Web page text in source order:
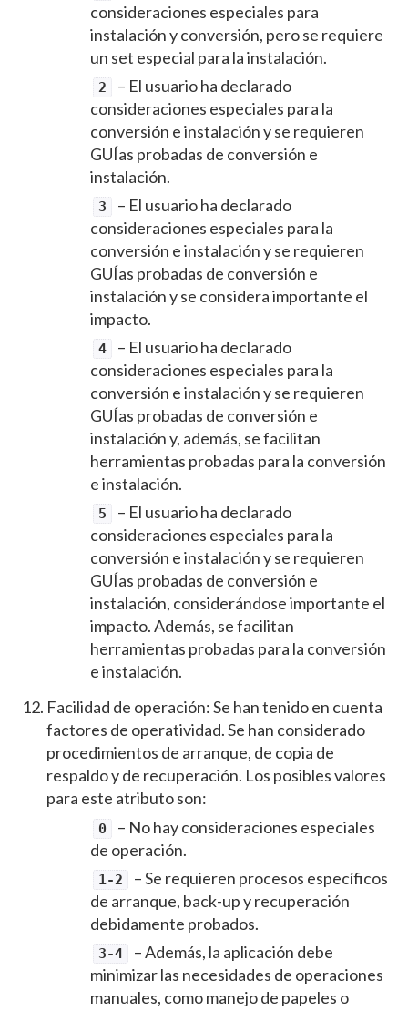
consideraciones especiales para
instalación y conversión, pero se requiere
un set especial para la instalación.
2
– El usuario ha declarado
consideraciones especiales para la
conversión e instalación y se requieren
GUÍas probadas de conversión e
instalación.
3
– El usuario ha declarado
consideraciones especiales para la
conversión e instalación y se requieren
GUÍas probadas de conversión e
instalación y se considera importante el
impacto.
4
– El usuario ha declarado
consideraciones especiales para la
conversión e instalación y se requieren
GUÍas probadas de conversión e
instalación y, además, se facilitan
herramientas probadas para la conversión
e instalación.
5
– El usuario ha declarado
consideraciones especiales para la
conversión e instalación y se requieren
GUÍas probadas de conversión e
instalación, considerándose importante el
impacto. Además, se facilitan
herramientas probadas para la conversión
e instalación.
Facilidad de operación: Se han tenido en cuenta
factores de operatividad. Se han considerado
procedimientos de arranque, de copia de
respaldo y de recuperación. Los posibles valores
para este atributo son:
0
– No hay consideraciones especiales
de operación.
1-2
– Se requieren procesos específicos
de arranque, back-up y recuperación
debidamente probados.
3-4
– Además, la aplicación debe
minimizar las necesidades de operaciones
manuales, como manejo de papeles o